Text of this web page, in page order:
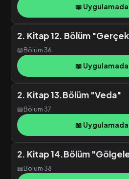
📖
2. Kitap 12. Bölüm
📖Bölüm 36
📖
2. Kitap 13.Bölüm "Veda"
📖Bölüm 37
📖
2. Kitap 14.Bölüm
📖Bölüm 38